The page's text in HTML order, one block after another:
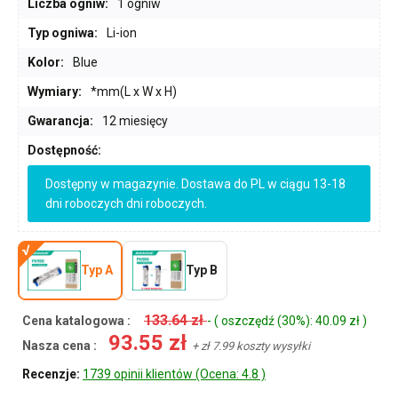
Liczba ogniw: 1 ogniw
Typ ogniwa: Li-ion
Kolor: Blue
Wymiary: *mm(L x W x H)
Gwarancja: 12 miesięcy
Dostępność:
Dostępny w magazynie. Dostawa do PL w ciągu 13-18
dni roboczych dni roboczych.
Typ A Typ B
Cena katalogowa : 133.64 zł- ( oszczędź (30%): 40.09 zł )
Nasza cena :
93.55 zł + zł 7.99 koszty wysyłki
Recenzje: 1739 opinii klientów (Ocena: 4.8 )